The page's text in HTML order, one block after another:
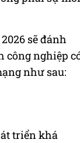
sẽ đánh
công nghiệp
như sau:
triển khá